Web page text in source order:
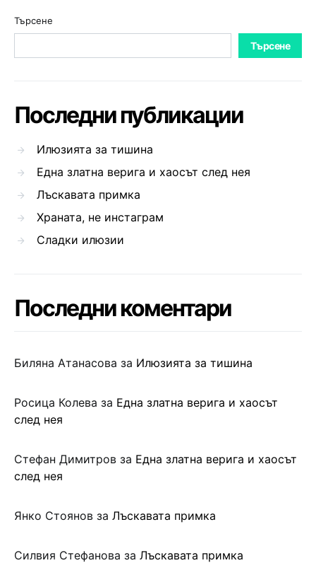
Търсене
Търсене
Последни публикации
Илюзията за тишина
Една златна верига и хаосът след нея
Лъскавата примка
Храната, не инстаграм
Сладки илюзии
Последни коментари
Биляна Атанасова за Илюзията за тишина
Росица Колева за Една златна верига и хаосът
след нея
Стефан Димитров за Една златна верига и хаосът
след нея
Янко Стоянов за Лъскавата примка
Силвия Стефанова за Лъскавата примка